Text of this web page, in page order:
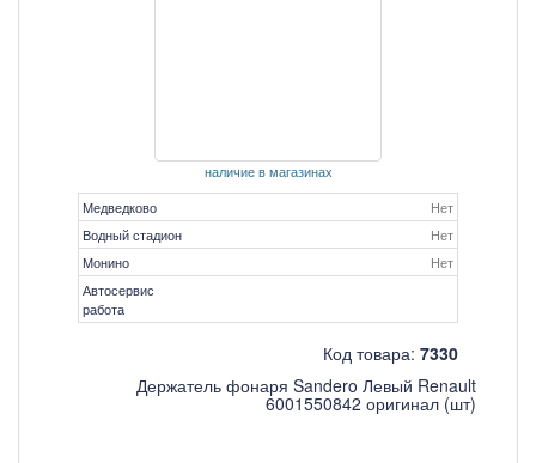
наличие в магазинах
Медведково
Нет
Водный стадион
Нет
Монино
Нет
Автосервис
работа
Код товара: 7330
Держатель фонаря Sandero Левый Renault
6001550842 оригинал (шт)